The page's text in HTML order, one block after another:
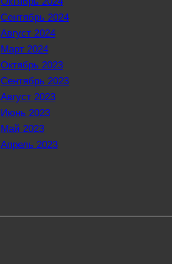
Сентябрь 2024
Август 2024
Март 2024
Октябрь 2023
Сентябрь 2023
Август 2023
Июнь 2023
Май 2023
Апрель 2023